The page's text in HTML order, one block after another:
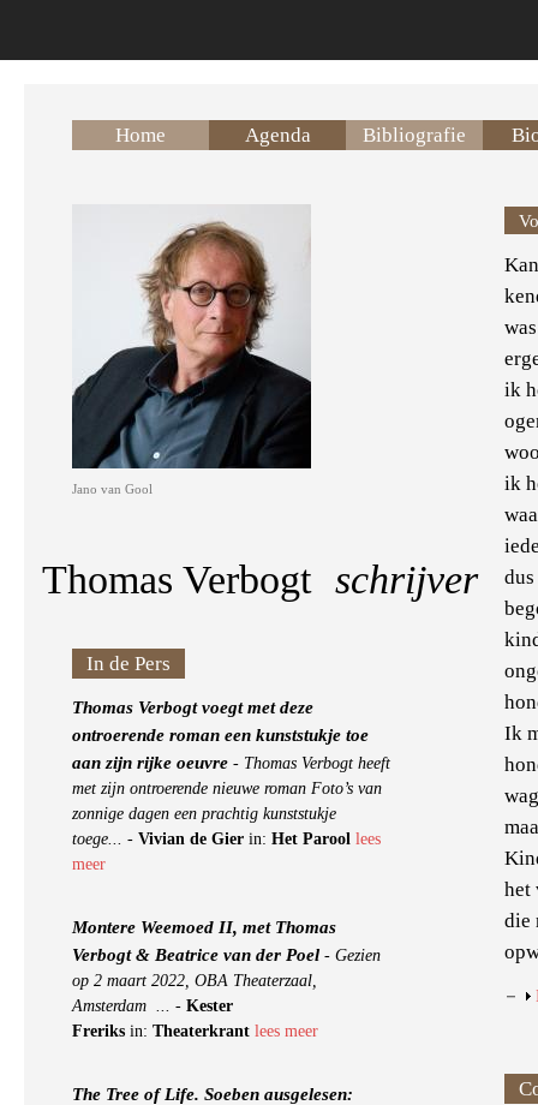
Home Agenda Bibliografie
Jano van Gool
Thomas Verbogt schrijver
In de Pers
Thomas Verbogt voegt met deze
ontroerende roman een kunststukje toe
aan zijn rijke oeuvre - Thomas Verbogt heeft
met zijn ontroerende nieuwe roman Foto’s van
zonnige dagen een prachtig kunststukje
toege... - Vivian de Gier in: Het Parool lees
meer
Montere Weemoed II, met Thomas
Verbogt & Beatrice van der Poel - Gezien
op 2 maart 2022, OBA Theaterzaal,
Amsterdam ... - Kester
Freriks in: Theaterkrant lees meer
The Tree of Life. Soeben ausgelesen:
ik
ik
Ik
het
die